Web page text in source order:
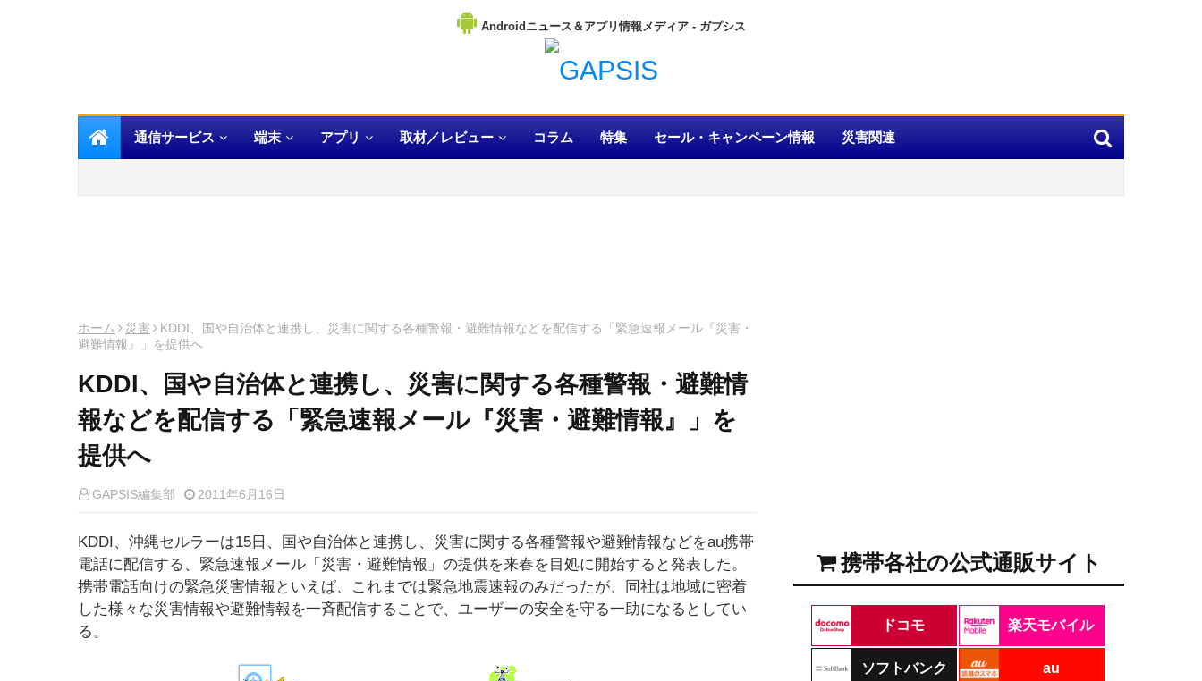
Androidニュース＆アプリ情報メディア
通信サービス 端末 アプリ 取材／レビュー コラム 特集 セール・キャンペーン情報 災害関連
ホーム 災害
KDDI、国や自治体と連携し、災害に関する各種警報・避難情報などを配信する「緊急速報メール『災害・
避難情報』」を提供へ
KDDI、国や自治体と連携し、災害に関する各種警報・避難情
報などを配信する「緊急速報メール『災害・避難情報』」を
提供へ
GAPSIS編集部 2011年6月16日
KDDI、沖縄セルラーは15日、国や自治体と連携し、災害に関する各種警報や避難情報などをau携帯
電話に配信する、緊急速報メール「災害・避難情報」の提供を来春を目処に開始すると発表した。
携帯電話向けの緊急災害情報といえば、これまでは緊急地震速報のみだったが、同社は地域に密着
した様々な災害情報や避難情報を一斉配信することで、ユーザーの安全を守る一助になるとしてい
る。
携帯各社の公式通販サイト
ドコモ 楽天モバイル
ソフトバンク au